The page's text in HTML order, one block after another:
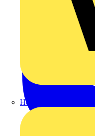
Heinrich Häusler GmbH